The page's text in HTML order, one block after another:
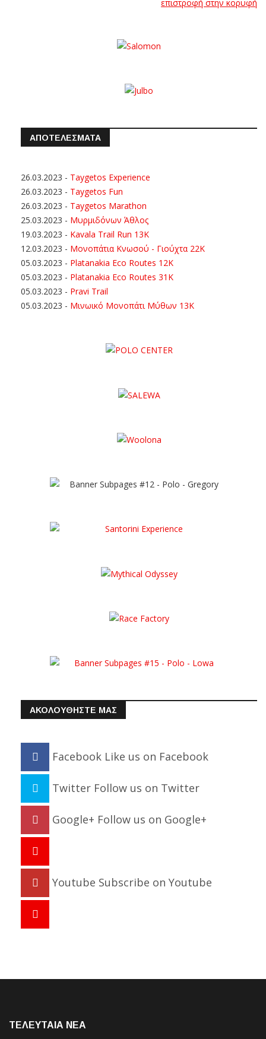
επιστροφή στην κορυφή
ΑΠΟΤΕΛΕΣΜΑΤΑ
26.03.2023 - Taygetos Experience
26.03.2023 - Taygetos Fun
26.03.2023 - Taygetos Marathon
25.03.2023 - Μυρμιδόνων Άθλος
19.03.2023 - Kavala Trail Run 13K
12.03.2023 - Μονοπάτια Κνωσού - Γιούχτα 22Κ
05.03.2023 - Platanakia Eco Routes 12K
05.03.2023 - Platanakia Eco Routes 31K
05.03.2023 - Pravi Trail
05.03.2023 - Μινωικό Μονοπάτι Μύθων 13Κ
ΑΚΟΛΟΥΘΗΣΤΕ ΜΑΣ
Facebook Like us on Facebook
Twitter Follow us on Twitter
Google+ Follow us on Google+
Youtube Subscribe on Youtube
ΤΕΛΕΥΤΑΙΑ NEA